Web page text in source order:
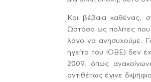
Και βέβαια καθένας,
Ωστόσο ως πολίτες
λόγο να ανησυχούμε.
ηγείτο του ΙΟΒΕ) δεν
2009, όπως
αντιθέτως έγινε